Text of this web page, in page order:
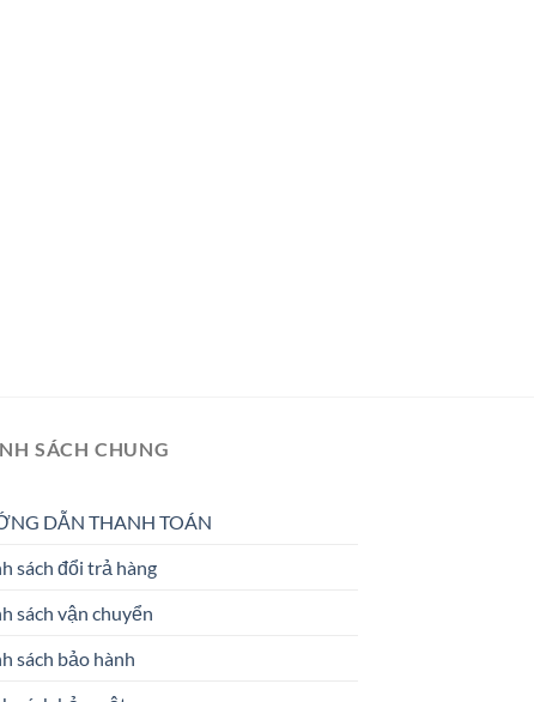
SÁCH CHUNG
DẪN THANH TOÁN
sách đổi trả hàng
sách vận chuyển
sách bảo hành